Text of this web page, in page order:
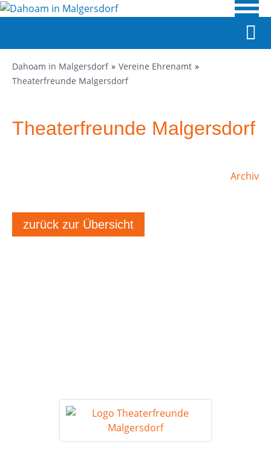
Dahoam in Malgersdorf
Vereine Ehrenamt
Theaterfreunde Malgersdorf
Theaterfreunde Malgersdorf
Archiv
zurück zur Übersicht